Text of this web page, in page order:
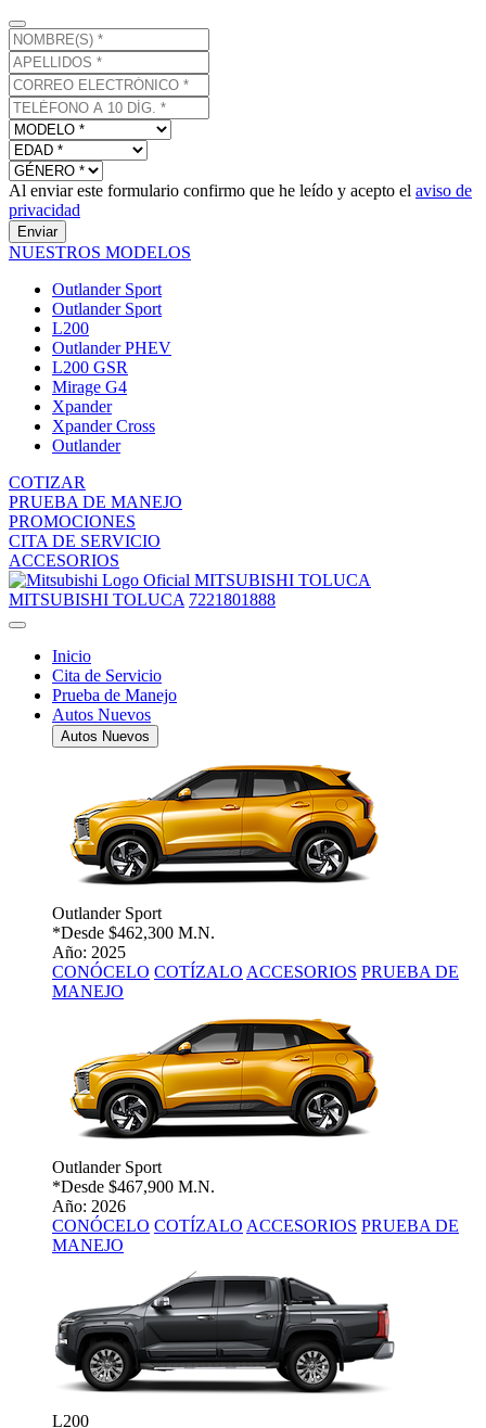
Al enviar este formulario confirmo que he leído y acepto el aviso de
privacidad
Enviar
NUESTROS MODELOS
Outlander Sport
Outlander Sport
L200
Outlander PHEV
L200 GSR
Mirage G4
Xpander
Xpander Cross
Outlander
COTIZAR
PRUEBA DE MANEJO
PROMOCIONES
CITA DE SERVICIO
ACCESORIOS
MITSUBISHI TOLUCA
MITSUBISHI TOLUCA 7221801888
Inicio
Cita de Servicio
Prueba de Manejo
Autos Nuevos
Autos Nuevos
Outlander Sport
*Desde $462,300 M.N.
Año: 2025
CONÓCELO COTÍZALO ACCESORIOS PRUEBA DE
MANEJO
Outlander Sport
*Desde $467,900 M.N.
Año: 2026
CONÓCELO COTÍZALO ACCESORIOS PRUEBA DE
MANEJO
L200